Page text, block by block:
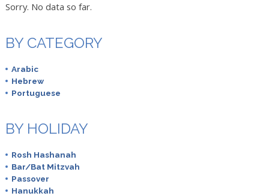
Sorry. No data so far.
BY CATEGORY
Arabic
Hebrew
Portuguese
BY HOLIDAY
Rosh Hashanah
Bar/Bat Mitzvah
Passover
Hanukkah